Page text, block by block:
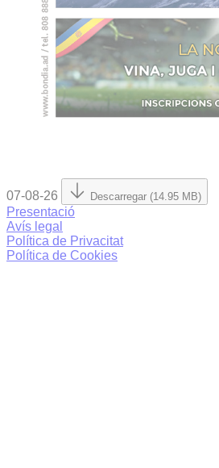
07-08-26 Descarregar (14.95 MB)
Presentació
Avís legal
Política de Privacitat
Política de Cookies